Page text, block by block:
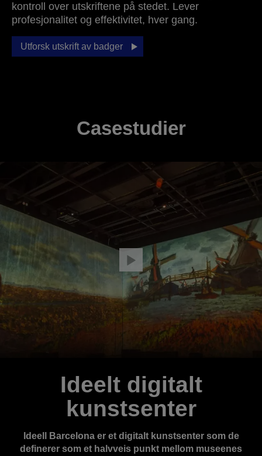
kontroll over utskriftene på stedet. Lever
profesjonalitet og effektivitet, hver gang.
Utforsk utskrift av badger
Casestudier
Ideelt digitalt
kunstsenter
Ideell Barcelona er et digitalt kunstsenter som de
definerer som et halvveis punkt mellom museenes